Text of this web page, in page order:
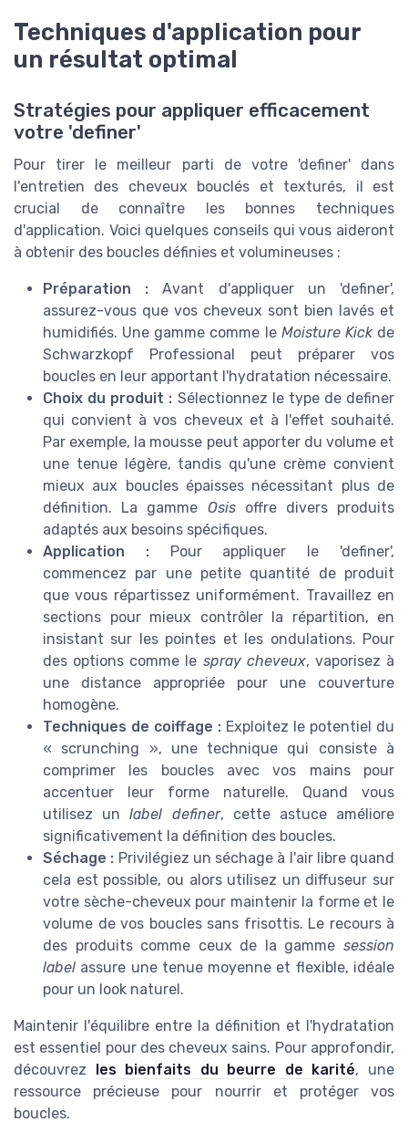
Techniques d'application pour
un résultat optimal
Stratégies pour appliquer efficacement
votre 'definer'
Pour tirer le meilleur parti de votre 'definer' dans
l'entretien des cheveux bouclés et texturés, il est
crucial de connaître les bonnes techniques
d'application. Voici quelques conseils qui vous aideront
à obtenir des boucles définies et volumineuses :
Préparation :Avant d'appliquer un 'definer',
assurez-vous que vos cheveux sont bien lavés et
humidifiés. Une gamme comme le Moisture Kickde
Schwarzkopf Professional peut préparer vos
boucles en leur apportant l'hydratation nécessaire.
Choix du produit : Sélectionnez le type de definer
qui convient à vos cheveux et à l'effet souhaité.
Par exemple, la mousse peut apporter du volume et
une tenue légère, tandis qu'une crème convient
mieux aux boucles épaisses nécessitant plus de
définition. La gamme Osisoffre divers produits
adaptés aux besoins spécifiques.
Application :
Pour appliquer le 'definer',
commencez par une petite quantité de produit
que vous répartissez uniformément. Travaillez en
sections pour mieux contrôler la répartition, en
insistant sur les pointes et les ondulations. Pour
des options comme le spray cheveux, vaporisez à
une distance appropriée pour une couverture
homogène.
Techniques de coiffage : Exploitez le potentiel du
« scrunching », une technique qui consiste à
comprimer les boucles avec vos mains pour
accentuer leur forme naturelle. Quand vous
utilisez unlabel definer, cette astuce améliore
significativement la définition des boucles.
Séchage : Privilégiez un séchage à l'air libre quand
cela est possible, ou alors utilisez un diffuseur sur
votre sèche-cheveux pour maintenir la forme et le
volume de vos boucles sans frisottis. Le recours à
des produits comme ceux de la gamme session
label assure une tenue moyenne et flexible, idéale
pour un look naturel.
Maintenir l'équilibre entre la définition et l'hydratation
est essentiel pour des cheveux sains. Pour approfondir,
découvrez
les bienfaits du beurre de karité, une
ressource précieuse pour nourrir et protéger vos
boucles.